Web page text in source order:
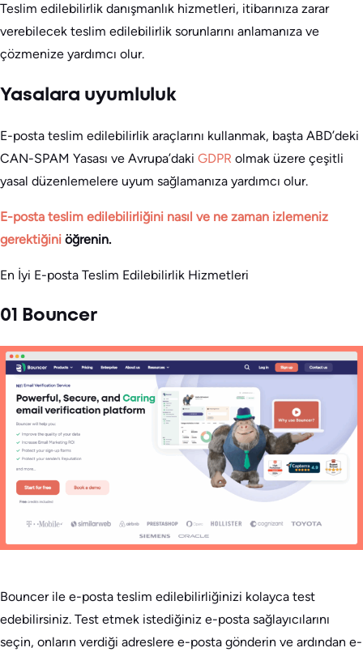
Teslim edilebilirlik danışmanlık hizmetleri, itibarınıza zarar
verebilecek teslim edilebilirlik sorunlarını anlamanıza ve
çözmenize yardımcı olur.
Yasalara uyumluluk
E-posta teslim edilebilirlik araçlarını kullanmak, başta ABD’deki
CAN-SPAM Yasası ve Avrupa’daki GDPR olmak üzere çeşitli
yasal düzenlemelere uyum sağlamanıza yardımcı olur.
E-posta teslim edilebilirliğini nasıl ve ne zaman izlemeniz
gerektiğini öğrenin.
En İyi E-posta Teslim Edilebilirlik Hizmetleri
01 Bouncer
Bouncer ile e-posta teslim edilebilirliğinizi kolayca test
edebilirsiniz. Test etmek istediğiniz e-posta sağlayıcılarını
seçin, onların verdiği adreslere e-posta gönderin ve ardından e-